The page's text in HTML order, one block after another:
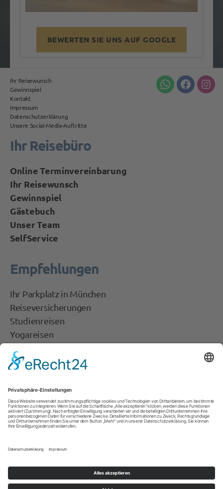
BEWERTEN SIE UNS AUF GOOGLE
Ihr Reisewunsch
Gewinnspiel
Kontakt
Impressum
Datenschutzerklärung
Unsere Social-Media-Auftritte
Whatsapp
Facebook
Ihr Reisebüro
Online Terminvereinbarung
Ihr Reisewunsch
Gewinnspiel
Gästebuch
Unser Team
SelfService
Empfehlungen
Ihr Parkplatz in München
Reiseversicherungen
Studienreisen
Yogareisen
Flightright
Tipps & Infos
Auswärtiges Amt
Schwarze Liste der Fluggesellschaften
Wechselkurse